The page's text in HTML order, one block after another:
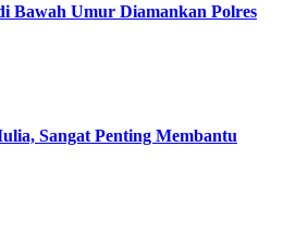
Bawah Umur Diamankan Polres
Sangat Penting Membantu